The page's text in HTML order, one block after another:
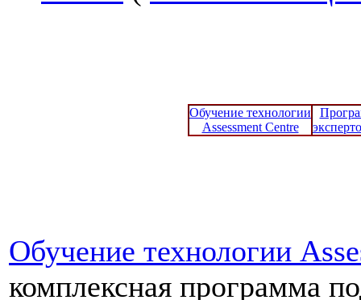
Обучение технологии
Assessment Centre
Обучение технологии
комплексная программа